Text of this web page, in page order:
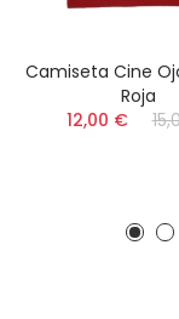
Camiseta Cine
Roja
12,00 €